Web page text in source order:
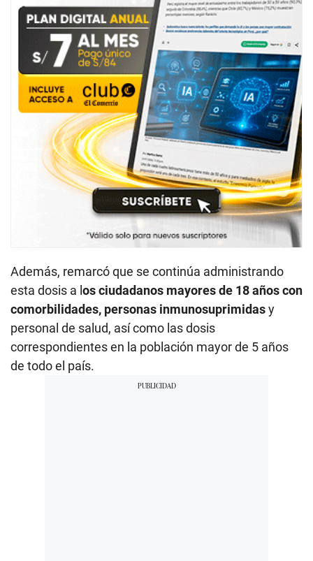
Además, remarcó que se continúa administrando
esta dosis a los ciudadanos mayores de 18 años con
comorbilidades, personas inmunosuprimidasy
personal de salud, así como las dosis
correspondientes en la población mayor de 5 años
de todo el país.